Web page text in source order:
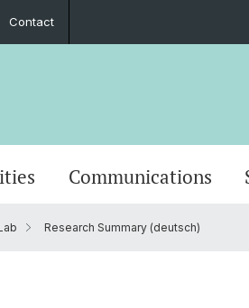
Contact
Communications
Research Summary (deutsch)